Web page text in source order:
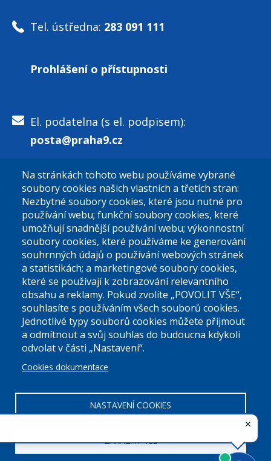
Tel. ústředna: 283 091 111
Prohlášení o přístupnosti
El. podatelna (s el. podpisem):
posta@praha9.cz
El. podatelna (bez el. podpisu):
podatelna@praha9.cz
Úřední dny:
Po a St: 08.00-12.00; 13.00-18.00
Úřední hodiny
00063894DIČ:CZ00063894
Na stránkách tohoto webu používáme vybrané
soubory cookies našich vlastních a třetích stran:
Nezbytné soubory cookies, které jsou nutné pro
používání webu; funkční soubory cookies, které
umožňují snadnější používání webu; výkonnostní
soubory cookies, které používáme ke generování
souhrnných údajů o používání webových stránek
a statistikách; a marketingové soubory cookies,
které se používají k zobrazování relevantního
obsahu a reklamy. Pokud zvolíte „POVOLIT VŠE“,
souhlasíte s používáním všech souborů cookies.
Jednotlivé typy souborů cookies můžete přijmout
a odmítnout a svůj souhlas do budoucna kdykoli
odvolat v části „Nastavení“.
Cookies dokumentace
NASTAVENÍ COOKIES
ZAKÁZAT VŠE